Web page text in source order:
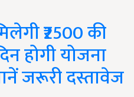
₹2500 की
होगी योजना
जरूरी दस्तावेज